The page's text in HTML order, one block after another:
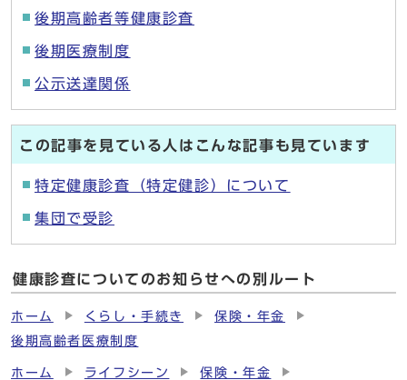
後期高齢者等健康診査
後期医療制度
公示送達関係
この記事を見ている人はこんな記事も見ています
特定健康診査（特定健診）について
集団で受診
健康診査についてのお知らせへの別ルート
ホーム くらし・手続き
保険・年金
後期高齢者医療制度
ホーム ライフシーン
保険・年金